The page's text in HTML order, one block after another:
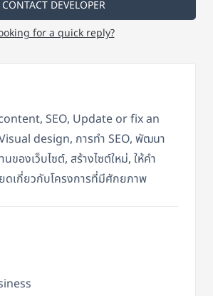
CONTACT DEVELOPER
for a quick reply?
SEO, Update or fix an
design, การทำ SEO, พัฒนา
ของเว็บไซต์, สร้างไซต์ใหม่, ให้คำ
ดเกี่ยวกับโครงการที่มีศักยภาพ